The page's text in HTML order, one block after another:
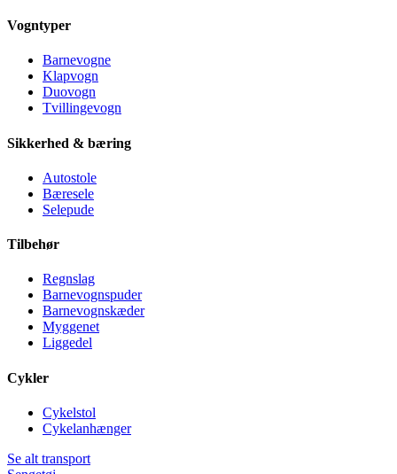
Vogntyper
Barnevogne
Klapvogn
Duovogn
Tvillingevogn
Sikkerhed & bæring
Autostole
Bæresele
Selepude
Tilbehør
Regnslag
Barnevognspuder
Barnevognskæder
Myggenet
Liggedel
Cykler
Cykelstol
Cykelanhænger
Se alt transport